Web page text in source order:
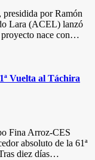
por Ramón
Lara (ACEL) lanzó
nace con…
Vuelta al Táchira
Fina Arroz-CES
absoluto de la 61ª
diez días…